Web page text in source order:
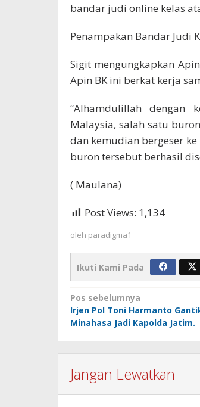
bandar judi online kelas
Penampakan Bandar Judi
Sigit mengungkapkan
Apin BK ini berkat kerja
“Alhamdulillah dengan
Malaysia, salah satu
dan kemudian bergeser
buron tersebut berhasil
( Maulana)
Post Views: 1,134
oleh paradigma1
Ikuti Kami Pada
Navigasi
pos
Pos sebelumnya
Irjen Pol Toni Harmanto
Minahasa Jadi Kapolda Jatim.
Jangan Lewatkan